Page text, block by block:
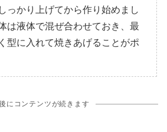
っかり上げてから作り始めまし
は液体で混ぜ合わせておき、最
型に入れて焼きあげることがポ
にコンテンツが続きます